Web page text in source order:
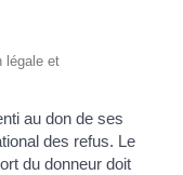
légale et
au don de ses
des refus. Le
du donneur doit